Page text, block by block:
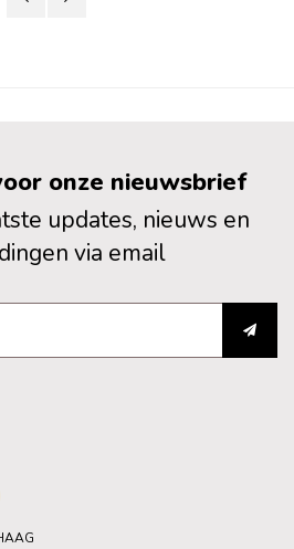
onze nieuwsbrief
updates, nieuws en
via email